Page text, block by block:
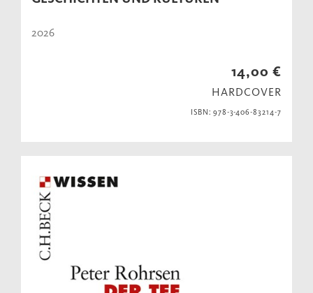
2026
14,00 €
HARDCOVER
ISBN: 978-3-406-83214-7